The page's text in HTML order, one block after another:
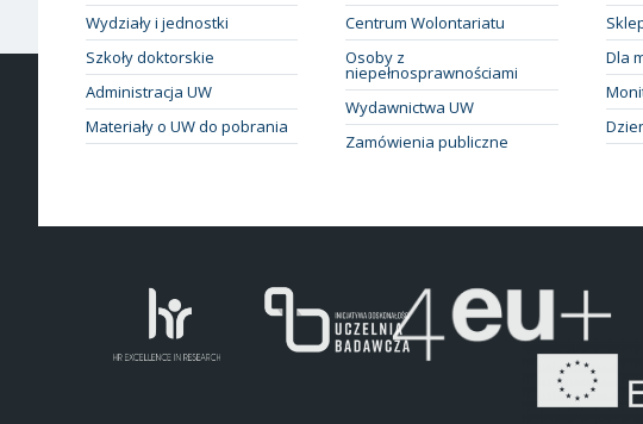
Wydziały i jednostki
Szkoły doktorskie
Administracja UW
Materiały o UW do pobrania
Centrum Wolontariatu
Osoby z
niepełnosprawnościami
Wydawnictwa UW
Zamówienia publiczne
Dla